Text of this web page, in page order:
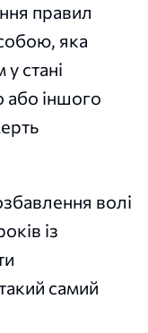
правил
яка
стані
або іншого
волі
із
самий